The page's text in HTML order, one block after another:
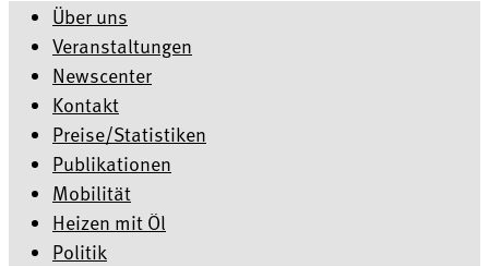
Über uns
Veranstaltungen
Newscenter
Kontakt
Preise/Statistiken
Publikationen
Mobilität
Heizen mit Öl
Politik